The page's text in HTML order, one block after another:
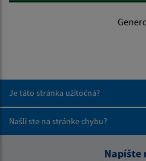
Je táto stránka užitočná?
Našli ste na stránke chybu?
Napíšte